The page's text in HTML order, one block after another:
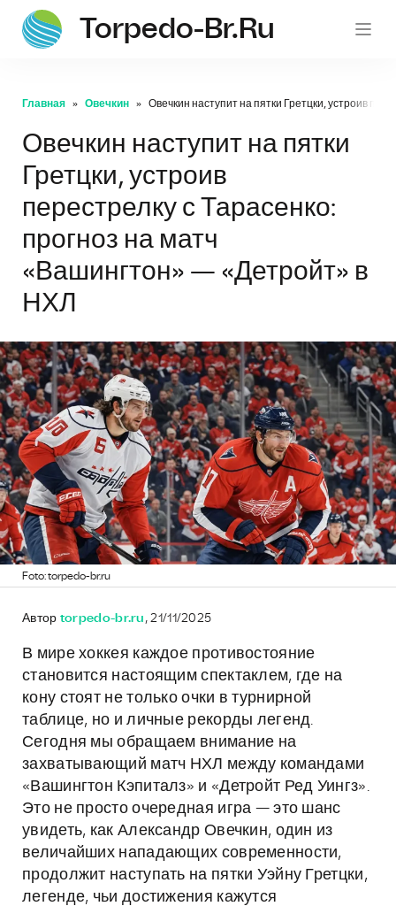
Torpedo-Br.ru
Главная Овечкин Овечкин наступит на пятки Гретцки, устроив
Овечкин наступит на пятки
Гретцки, устроив
перестрелку с Тарасенко:
прогноз на матч
«Вашингтон» — «Детройт» в
НХЛ
Foto: torpedo-br.ru
Автор torpedo-br.ru , 21/11/2025
В мире хоккея каждое противостояние
становится настоящим спектаклем, где на
кону стоят не только очки в турнирной
таблице, но и личные рекорды легенд.
Сегодня мы обращаем внимание на
захватывающий матч НХЛ между командами
«Вашингтон Кэпиталз» и «Детройт Ред Уингз».
Это не просто очередная игра — это шанс
увидеть, как Александр Овечкин, один из
величайших нападающих современности,
продолжит наступать на пятки Уэйну Гретцки,
легенде, чьи достижения кажутся